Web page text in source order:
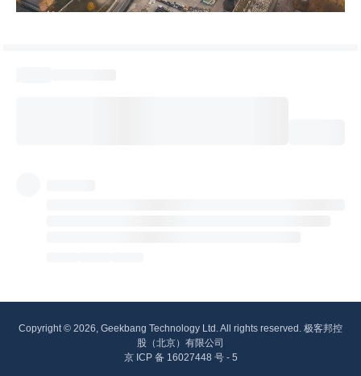
Copyright © 2026, Geekbang Technology Ltd. All rights reserved. 极客邦控
股（北京）有限公司
京 ICP 备 16027448 号 - 5